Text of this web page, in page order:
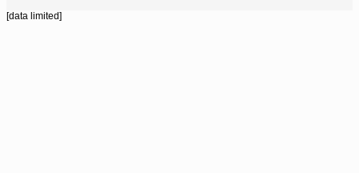
[data limited]